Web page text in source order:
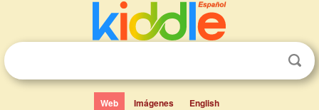
Web Imágenes English